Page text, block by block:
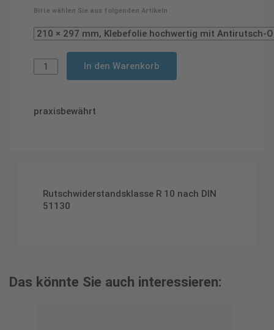
Bitte wählen Sie aus folgenden Artikeln
In den Warenkorb
praxisbewährt
Rutschwiderstandsklasse R 10 nach DIN
51130
Das könnte Sie auch interessieren: